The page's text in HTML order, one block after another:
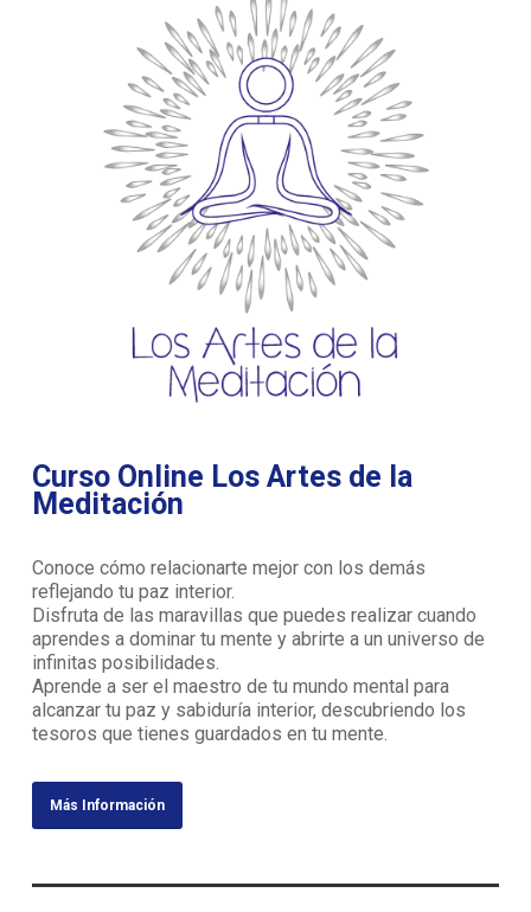
Curso Online Los Artes de la
Meditación
Conoce cómo relacionarte mejor con los demás
reflejando tu paz interior.
Disfruta de las maravillas que puedes realizar cuando
aprendes a dominar tu mente y abrirte a un universo de
infinitas posibilidades.
Aprende a ser el maestro de tu mundo mental para
alcanzar tu paz y sabiduría interior, descubriendo los
tesoros que tienes guardados en tu mente.
Más Información